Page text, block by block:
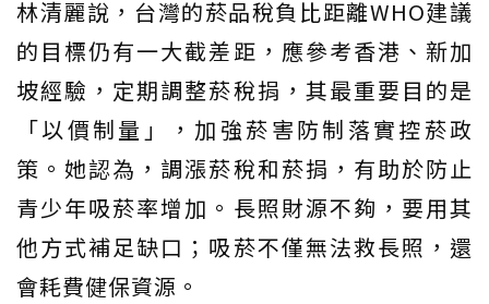
林清麗說，台灣的菸品稅負比距離WHO建議
的目標仍有一大截差距，應參考香港、新加
坡經驗，定期調整菸稅捐，其最重要目的是
「以價制量」，加強菸害防制落實控菸政
策。她認為，調漲菸稅和菸捐，有助於防止
青少年吸菸率增加。長照財源不夠，要用其
他方式補足缺口；吸菸不僅無法救長照，還
會耗費健保資源。